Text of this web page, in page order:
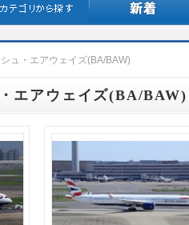
ュ・エアウェイズ(BA/BAW)
エアウェイズ(BA/BAW)